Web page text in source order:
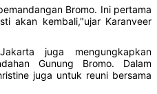
Bromo. Ini pertama
akan kembali,"ujar Karanveer
juga mengungkapkan
Gunung Bromo. Dalam
juga untuk reuni bersama